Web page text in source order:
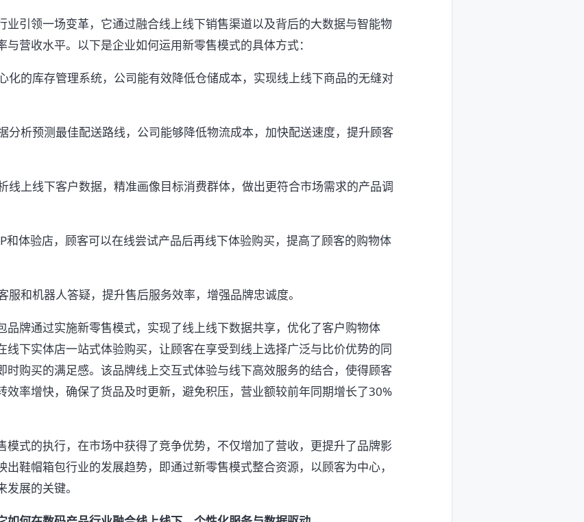
业引领一场变革，它通过融合线上线下销售渠道以及背后的大数据与智能物
营收水平。以下是企业如何运用新零售模式的具体方式：
化的库存管理系统，公司能有效降低仓储成本，实现线上线下商品的无缝对
分析预测最佳配送路线，公司能够降低物流成本，加快配送速度，提升顾客
线上线下客户数据，精准画像目标消费群体，做出更符合市场需求的产品调
和体验店，顾客可以在线尝试产品后再线下体验购买，提高了顾客的购物体
服和机器人答疑，提升售后服务效率，增强品牌忠诚度。
品牌通过实施新零售模式，实现了线上线下数据共享，优化了客户购物体
线下实体店一站式体验购买，让顾客在享受到线上选择广泛与比价优势的同
时购买的满足感。该品牌线上交互式体验与线下高效服务的结合，使得顾客
效率增快，确保了货品及时更新，避免积压，营业额较前年同期增长了30%
模式的执行，在市场中获得了竞争优势，不仅增加了营收，更提升了品牌影
鞋帽箱包行业的发展趋势，即通过新零售模式整合资源，以顾客为中心，
展的关键。